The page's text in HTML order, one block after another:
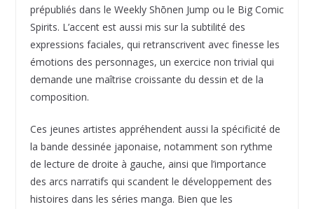
prépubliés dans le Weekly Shōnen Jump ou le Big Comic
Spirits. L’accent est aussi mis sur la subtilité des
expressions faciales, qui retranscrivent avec finesse les
émotions des personnages, un exercice non trivial qui
demande une maîtrise croissante du dessin et de la
composition.
Ces jeunes artistes appréhendent aussi la spécificité de
la bande dessinée japonaise, notamment son rythme
de lecture de droite à gauche, ainsi que l’importance
des arcs narratifs qui scandent le développement des
histoires dans les séries manga. Bien que les